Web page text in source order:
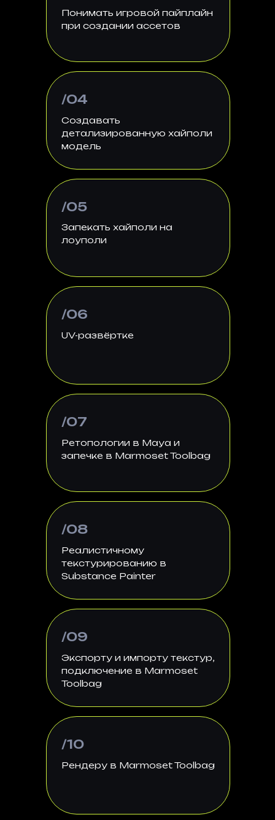
/08
Реалистичному
текстурированию в
Substance Painter
/09
Экспорту и импорту текстур,
подключение в Marmoset
Toolbag
/10
Рендеру в Marmoset Toolbag
/07
Ретопологии в Maya и
запечке в Marmoset Toolbag
/06
UV-развёртке
/05
Запекать хайполи на
лоуполи
/04
Создавать
детализированную хайполи
модель
Понимать игровой пайплайн
при создании ассетов